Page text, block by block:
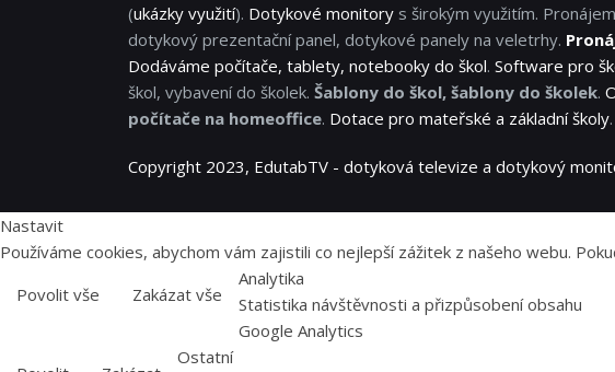
(ukázky využití). Dotykové monitory s širokým využitím.
dotykový prezentační panel, dotykové panely na veletrhy.
Dodáváme počítače, tablety, notebooky do škol. Software pro
škol, vybavení do školek. Šablony do škol, šablony do školek.
počítače na homeoffice. Dotace pro mateřské a základní školy
Copyright 2023, EdutabTV - dotyková televize a dotykový
Nastavit
Používáme cookies, abychom vám zajistili co nejlepší zážitek z našeho webu.
Povolit vše
Zakázat vše
Analytika
Statistika návštěvnosti a přizpůsobení obsahu
Google Analytics
Ostatní